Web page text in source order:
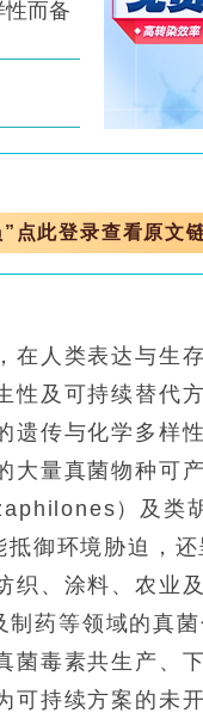
而备
点此登录查看原文
在人类表达与生
性及可持续替代
遗传与化学多样
大量真菌物种可
）及类
御环境胁迫，
织、涂料、农业
药等领域的真菌
菌毒素共生产、
可持续方案的未